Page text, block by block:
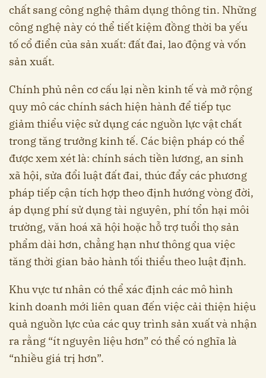
chất sang công nghệ thâm dụng thông tin. Những
công nghệ này có thể tiết kiệm đồng thời ba yếu
tố cổ điển của sản xuất: đất đai, lao động và vốn
sản xuất.
Chính phủ nên cơ cấu lại nền kinh tế và mở rộng
quy mô các chính sách hiện hành để tiếp tục
giảm thiểu việc sử dụng các nguồn lực vật chất
trong tăng trưởng kinh tế. Các biện pháp có thể
được xem xét là: chính sách tiền lương, an sinh
xã hội, sửa đổi luật đất đai, thúc đẩy các phương
pháp tiếp cận tích hợp theo định hướng vòng đời,
áp dụng phí sử dụng tài nguyên, phí tổn hại môi
trường, văn hoá xã hội hoặc hỗ trợ tuổi thọ sản
phẩm dài hơn, chẳng hạn như thông qua việc
tăng thời gian bảo hành tối thiểu theo luật định.
Khu vực tư nhân có thể xác định các mô hình
kinh doanh mới liên quan đến việc cải thiện hiệu
quả nguồn lực của các quy trình sản xuất và nhận
ra rằng “ít nguyên liệu hơn” có thể có nghĩa là
“nhiều giá trị hơn”.